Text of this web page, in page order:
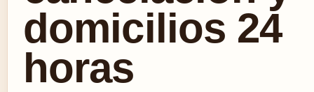
domicilios 24
horas